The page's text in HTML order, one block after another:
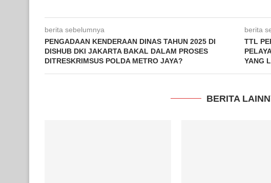
berita sebelumnya
PENGADAAN KENDERAAN DINAS TAHUN 2025 DI
DISHUB DKI JAKARTA BAKAL DALAM PROSES
DITRESKRIMSUS POLDA METRO JAYA?
berita
TTL
YANG
BERITA